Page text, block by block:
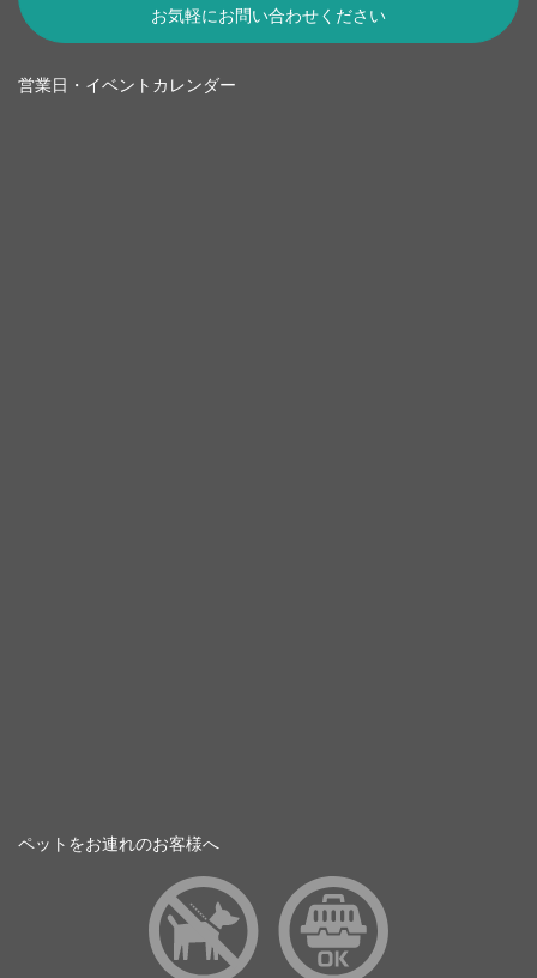
お気軽にお問い合わせください
営業日・イベントカレンダー
ペットをお連れのお客様へ